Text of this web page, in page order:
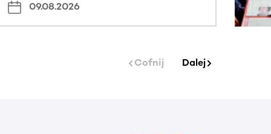
09.08.2026
Cofnij Dalej